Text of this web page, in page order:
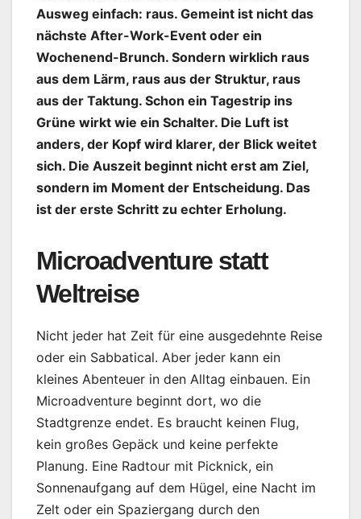
Ausweg einfach: raus. Gemeint ist nicht das
nächste After-Work-Event oder ein
Wochenend-Brunch. Sondern wirklich raus
aus dem Lärm, raus aus der Struktur, raus
aus der Taktung. Schon ein Tagestrip ins
Grüne wirkt wie ein Schalter. Die Luft ist
anders, der Kopf wird klarer, der Blick weitet
sich. Die Auszeit beginnt nicht erst am Ziel,
sondern im Moment der Entscheidung. Das
ist der erste Schritt zu echter Erholung.
Microadventure statt
Weltreise
Nicht jeder hat Zeit für eine ausgedehnte Reise
oder ein Sabbatical. Aber jeder kann ein
kleines Abenteuer in den Alltag einbauen. Ein
Microadventure beginnt dort, wo die
Stadtgrenze endet. Es braucht keinen Flug,
kein großes Gepäck und keine perfekte
Planung. Eine Radtour mit Picknick, ein
Sonnenaufgang auf dem Hügel, eine Nacht im
Zelt oder ein Spaziergang durch den